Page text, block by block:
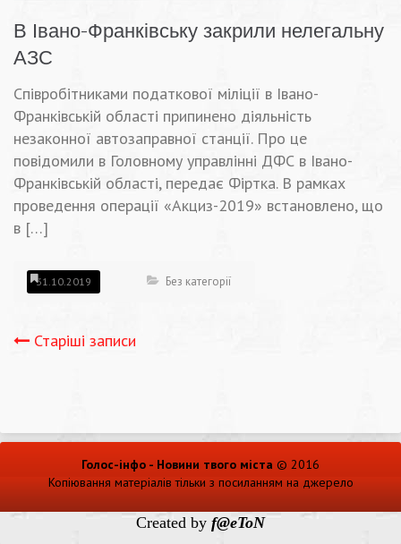
В Івано-Франківську закрили нелегальну
АЗС
Співробітниками податкової міліції в Івано-
Франківській області припинено діяльність
незаконної автозаправної станції. Про це
повідомили в Головному управлінні ДФС в Івано-
Франківській області, передає Фіртка. В рамках
проведення операції «Акциз-2019» встановлено, що
в […]
31.10.2019 Без категорії
Навігація
Старіші записи
Голос-інфо - Новини твого міста © 2016
Копіювання матеріалів тільки з посиланням на джерело
Created by f@eToN